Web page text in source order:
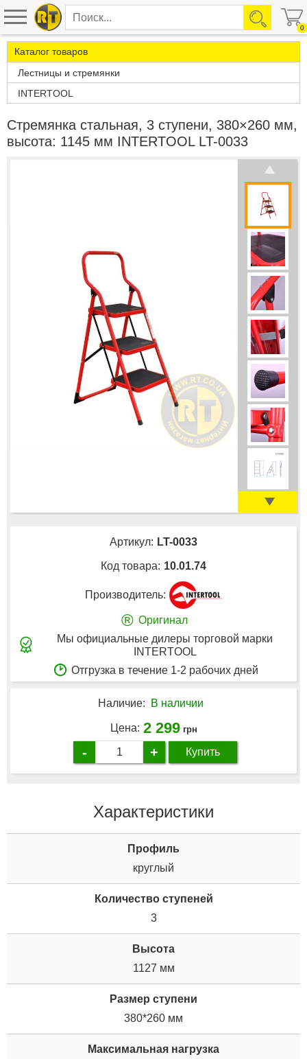
0
Каталог товаров
Лестницы и стремянки
INTERTOOL
Стремянка стальная, 3 ступени, 380×260 мм,
высота: 1145 мм INTERTOOL LT-0033
Артикул: LT-0033
Код товара: 10.01.74
Производитель:
® Оригинал
Мы официальные дилеры торговой марки
INTERTOOL
Отгрузка в течение 1-2 рабочих дней
Наличие: В наличии
Цена: 2 299 грн
- + Купить
Характеристики
Профиль
круглый
Количество ступеней
3
Высота
1127 мм
Размер ступени
380*260 мм
Максимальная нагрузка